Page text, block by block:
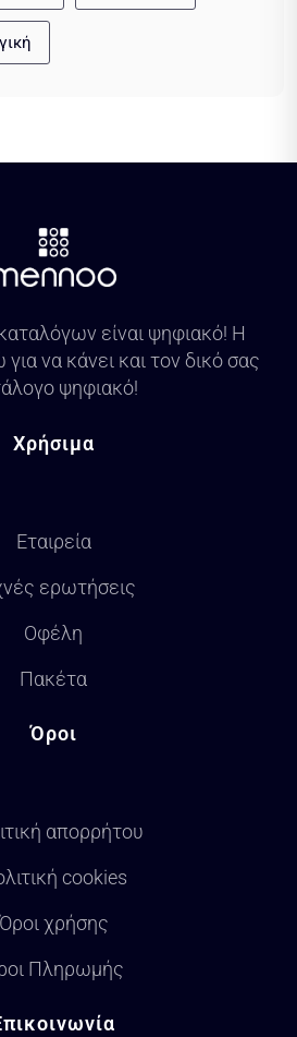
είναι ψηφιακό! Η
να κάνει και τον δικό σας
ψηφιακό!
Χρήσιμα
Εταιρεία
ερωτήσεις
Οφέλη
Πακέτα
Όροι
απορρήτου
cookies
Όροι χρήσης
Πληρωμής